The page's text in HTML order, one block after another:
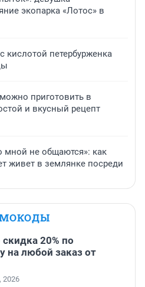
экопарка «Лотос» в
петербурженка
приготовить в
и вкусный рецепт
мной не общаются»: как
живет в землянке посреди
скидка 20% по
на любой заказ от
2026